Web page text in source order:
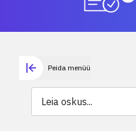
Peida menüü